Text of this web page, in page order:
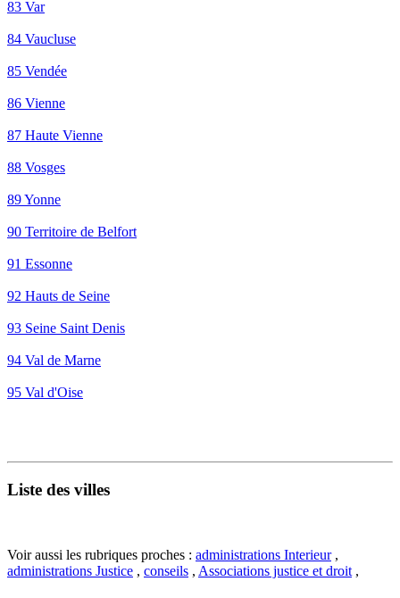
83 Var
84 Vaucluse
85 Vendée
86 Vienne
87 Haute Vienne
88 Vosges
89 Yonne
90 Territoire de Belfort
91 Essonne
92 Hauts de Seine
93 Seine Saint Denis
94 Val de Marne
95 Val d'Oise
Liste des villes
Voir aussi les rubriques proches : administrations Interieur,
administrations Justice , conseils , Associations justice et droit ,